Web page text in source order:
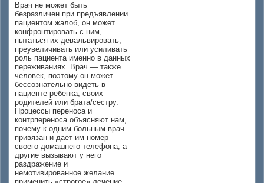
Врач не может быть
безразличен при предъявлении
пациентом жалоб, он может
конфронтировать с ним,
пытаться их девальвировать,
преувеличивать или усиливать
роль пациента именно в данных
переживаниях. Врач — также
человек, поэтому он может
бессознательно видеть в
пациенте ребенка, своих
родителей или брата/сестру.
Процессы переноса и
контрпереноса объясняют нам,
почему к одним больным врач
привязан и дает им номер
своего домашнего телефона, а
другие вызывают у него
раздражение и
немотивированное желание